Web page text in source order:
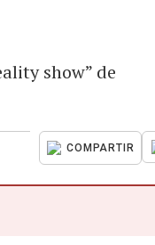
show” de
COMPARTIR